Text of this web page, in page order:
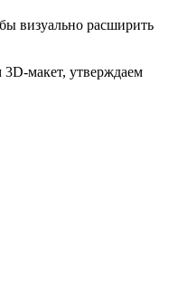
визуально расширить
макет, утверждаем